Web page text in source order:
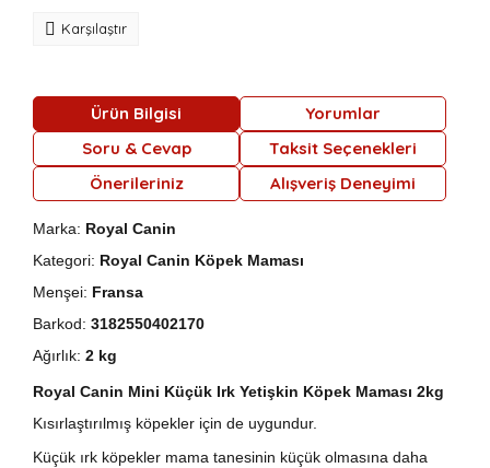
Karşılaştır
Ürün Bilgisi
Yorumlar
Soru & Cevap
Taksit Seçenekleri
Önerileriniz
Alışveriş Deneyimi
Marka: Royal Canin
Kategori: Royal Canin Köpek Maması
Menşei: Fransa
Barkod: 3182550402170
Ağırlık: 2 kg
Royal Canin Mini Küçük Irk Yetişkin Köpek Maması 2kg
Kısırlaştırılmış köpekler için de uygundur.
Küçük ırk köpekler mama tanesinin küçük olmasına daha